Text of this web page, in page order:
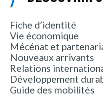
Fiche d’identité
Vie économique
Mécénat et
Nouveaux arrivants
Relations
Développement
Guide des mobilités